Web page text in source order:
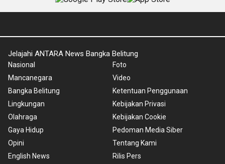
Jelajahi ANTARA News Bangka Belitung
Nasional
Mancanegara
Bangka Belitung
Lingkungan
Olahraga
Gaya Hidup
Opini
English News
Foto
Video
Ketentuan Penggunaan
Kebijakan Privasi
Kebijakan Cookie
Pedoman Media Siber
Tentang Kami
Rilis Pers